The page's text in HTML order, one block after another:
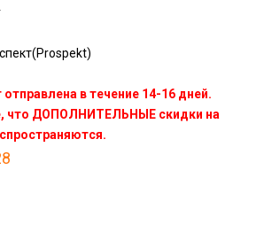
отправлена в течение 14-16 дней.
что ДОПОЛНИТЕЛЬНЫЕ скидки на